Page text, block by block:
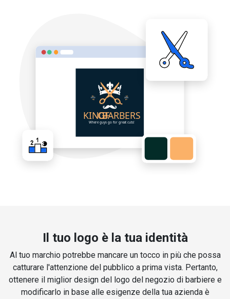
Il tuo logo è la tua identità
Al tuo marchio potrebbe mancare un tocco in più che possa
catturare l'attenzione del pubblico a prima vista. Pertanto,
ottenere il miglior design del logo del negozio di barbiere e
modificarlo in base alle esigenze della tua azienda è